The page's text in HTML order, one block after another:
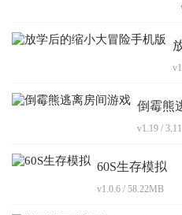
倒霉熊
v1.19 /
60S生存模拟
v1.0.6 / 58.22MB